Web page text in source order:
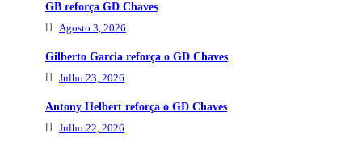
GB reforça GD Chaves
Agosto 3, 2026
Gilberto Garcia reforça o GD Chaves
Julho 23, 2026
Antony Helbert reforça o GD Chaves
Julho 22, 2026